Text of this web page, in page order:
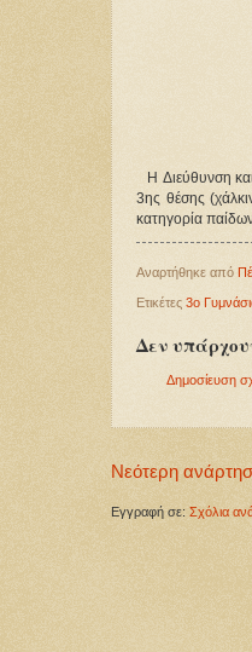
H Διεύθυνση
3ης θέσης
κατηγορία
Αναρτήθηκε από
Ετικέτες 3ο
Δεν
Δημοσίευση
Νεότερη
Εγγραφή σε: Σχόλια